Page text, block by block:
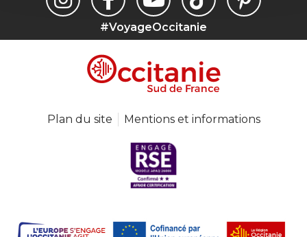
#VoyageOccitanie
Plan du site Mentions et informations